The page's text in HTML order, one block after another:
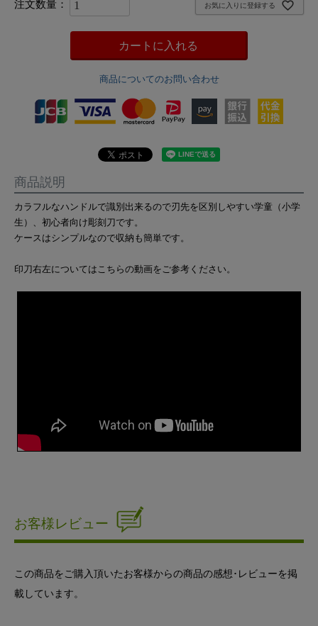
お気に入りに登録する
カートに入れる
商品についてのお問い合わせ
商品説明
カラフルなハンドルで識別出来るので刃先を区別しやすい学童（小学
生）、初心者向け彫刻刀です。
ケースはシンプルなので収納も簡単です。
印刀右左についてはこちらの動画をご参考ください。
お客様レビュー
この商品をご購入頂いたお客様からの商品の感想･レビューを掲
載しています。